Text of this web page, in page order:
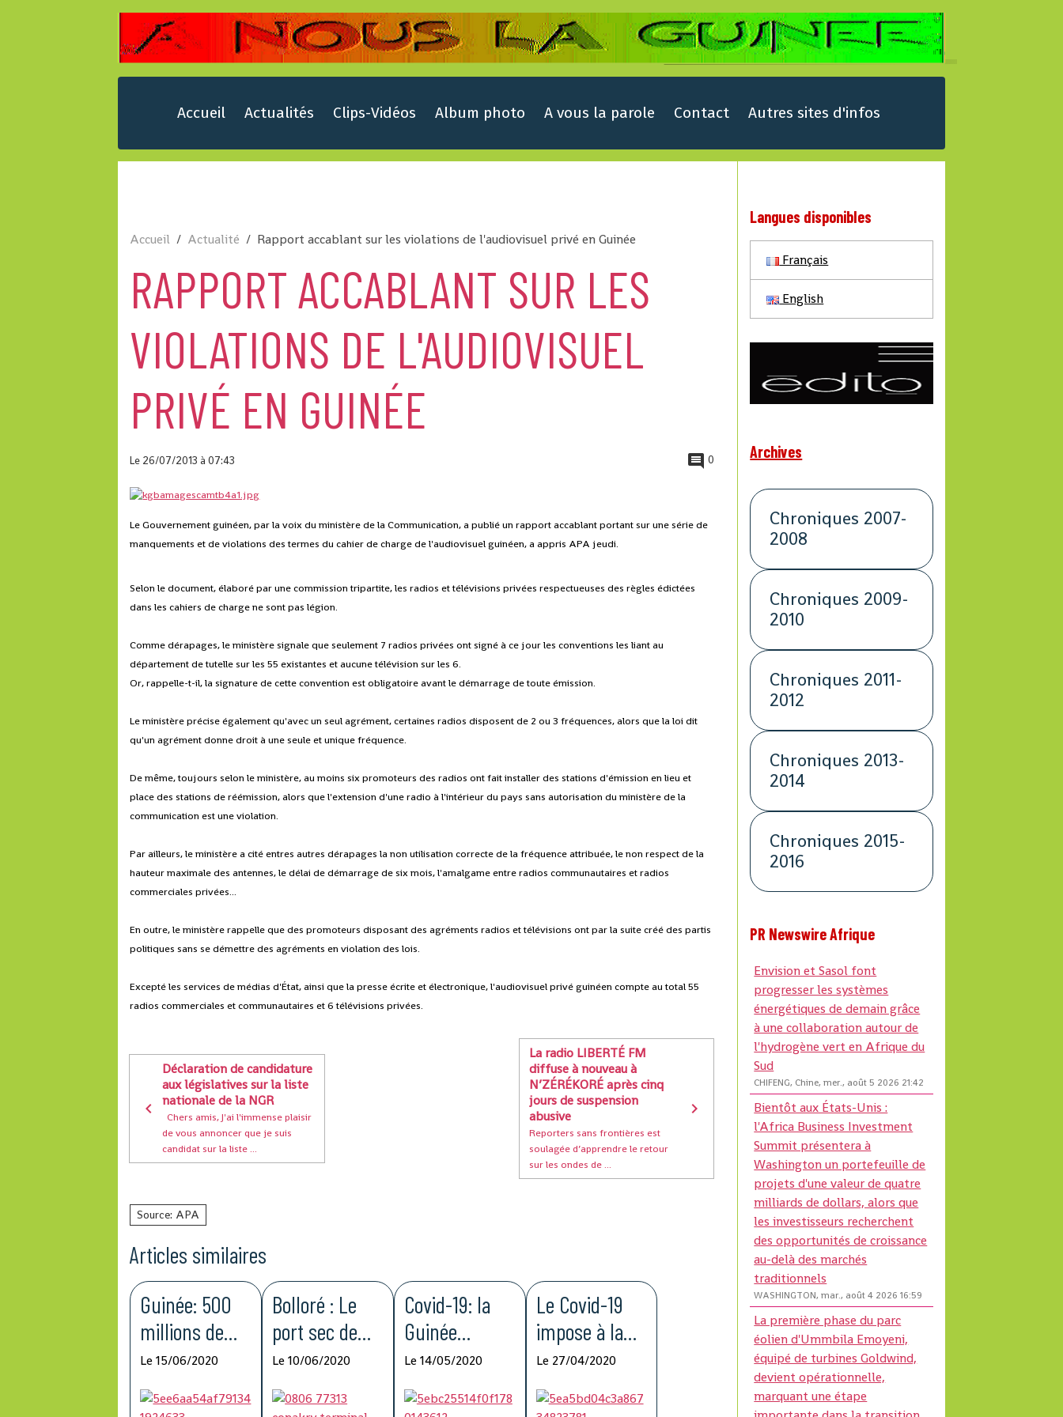
Accueil Actualités Clips-Vidéos Album photo A vous la parole Contact Autres sites d'infos
Accueil Actualité Rapport accablant sur les violations de l'audiovisuel privé en Guinée
RAPPORT ACCABLANT SUR LES
VIOLATIONS DE L'AUDIOVISUEL
PRIVÉ EN GUINÉE
Le 26/07/2013à 07:43 0
Le Gouvernement guinéen, par la voix du ministère de la Communication, a publié un rapport accablant portant sur une série de
manquements et de violations des termes du cahier de charge de l'audiovisuel guinéen, a appris APA jeudi.
Selon le document, élaboré par une commission tripartite, les radios et télévisions privées respectueuses des règles édictées
dans les cahiers de charge ne sont pas légion.
Comme dérapages, le ministère signale que seulement 7 radios privées ont signé à ce jour les conventions les liant au
département de tutelle sur les 55 existantes et aucune télévision sur les 6.
Or, rappelle-t-il, la signature de cette convention est obligatoire avant le démarrage de toute émission.
Le ministère précise également qu'avec un seul agrément, certaines radios disposent de 2 ou 3 fréquences, alors que la loi dit
qu'un agrément donne droit à une seule et unique fréquence.
De même, toujours selon le ministère, au moins six promoteurs des radios ont fait installer des stations d'émission en lieu et
place des stations de réémission, alors que l'extension d'une radio à l'intérieur du pays sans autorisation du ministère de la
communication est une violation.
Par ailleurs, le ministère a cité entres autres dérapages la non utilisation correcte de la fréquence attribuée, le non respect de la
hauteur maximale des antennes, le délai de démarrage de six mois, l'amalgame entre radios communautaires et radios
commerciales privées...
En outre, le ministère rappelle que des promoteurs disposant des agréments radios et télévisions ont par la suite créé des partis
politiques sans se démettre des agréments en violation des lois.
Excepté les services de médias d'État, ainsi que la presse écrite et électronique, l'audiovisuel privé guinéen compte au total 55
radios commerciales et communautaires et 6 télévisions privées.
Déclaration de candidature
aux législatives sur la liste
nationale de la NGR
Chers amis, J'ai l'immense plaisir
de vous annoncer que je suis
candidat sur la liste ...
La radio LIBERTÉ FM
diffuse à nouveau à
N’ZÉRÉKORÉ après cinq
jours de suspension
abusive
Reporters sans frontières est
soulagée d’apprendre le retour
sur les ondes de ...
Source: APA
Articles similaires
Guinée: 500
millions de
francs
guinéens du
Le 15/06/2020
Bolloré : Le
port sec de
Kagbelen pour
améliorer la
Le 10/06/2020
Covid-19: la
Guinée
enregistre le
taux de
Le 14/05/2020
Le Covid-19
impose à la
Guinée de
nouvelles
Le 27/04/2020
Langues disponibles
Français
English
Archives
Chroniques 2007-
2008
Chroniques 2009-
2010
Chroniques 2011-
2012
Chroniques 2013-
2014
Chroniques 2015-
2016
PR Newswire Afrique
Envision et Sasol font
progresser les systèmes
énergétiques de demain grâce
à une collaboration autour de
l'hydrogène vert en Afrique du
Sud
CHIFENG, Chine, mer., août 5 2026 21:42
Bientôt aux États-Unis :
l'Africa Business Investment
Summit présentera à
Washington un portefeuille de
projets d'une valeur de quatre
milliards de dollars, alors que
les investisseurs recherchent
des opportunités de croissance
au-delà des marchés
traditionnels
WASHINGTON, mar., août 4 2026 16:59
La première phase du parc
éolien d'Ummbila Emoyeni,
équipé de turbines Goldwind,
devient opérationnelle,
marquant une étape